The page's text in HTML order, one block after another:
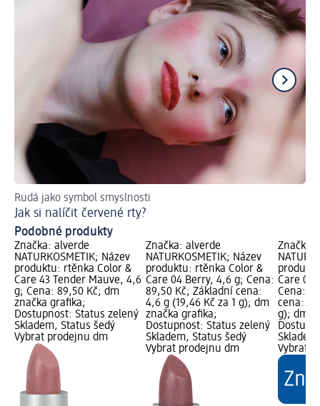
Rudá jako symbol smyslnosti
Jak si nalíčit červené rty?
Podobné produkty
Značka: alverde
NATURKOSMETIK; Název
produktu: rtěnka Color &
Care 43 Tender Mauve, 4,6
g; Cena: 89,50 Kč; dm
značka grafika;
Dostupnost: Status zelený
Skladem, Status šedý
Vybrat prodejnu dm
Značka: alverde
NATURKOSMETIK; Název
produktu: rtěnka Color &
Care 04 Berry, 4,6 g; Cena:
89,50 Kč; Základní cena:
4,6 g (19,46 Kč za 1 g); dm
značka grafika;
Dostupnost: Status zelený
Skladem, Status šedý
Vybrat prodejnu dm
Značka:
Care 08
Cena:
cena:
g); dm
Vybrat